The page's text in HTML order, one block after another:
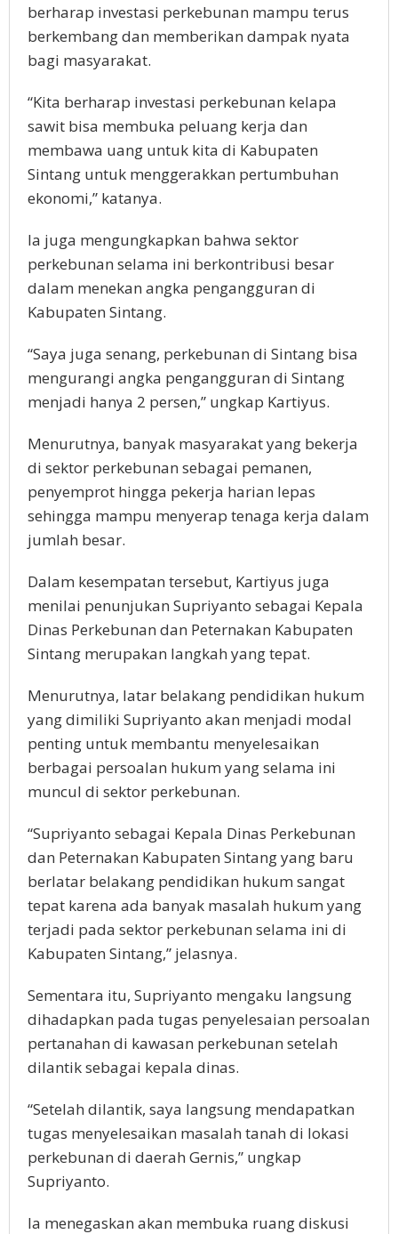
berharap investasi perkebunan mampu terus
berkembang dan memberikan dampak nyata
bagi masyarakat.
“Kita berharap investasi perkebunan kelapa
sawit bisa membuka peluang kerja dan
membawa uang untuk kita di Kabupaten
Sintang untuk menggerakkan pertumbuhan
ekonomi,” katanya.
Ia juga mengungkapkan bahwa sektor
perkebunan selama ini berkontribusi besar
dalam menekan angka pengangguran di
Kabupaten Sintang.
“Saya juga senang, perkebunan di Sintang bisa
mengurangi angka pengangguran di Sintang
menjadi hanya 2 persen,” ungkap Kartiyus.
Menurutnya, banyak masyarakat yang bekerja
di sektor perkebunan sebagai pemanen,
penyemprot hingga pekerja harian lepas
sehingga mampu menyerap tenaga kerja dalam
jumlah besar.
Dalam kesempatan tersebut, Kartiyus juga
menilai penunjukan Supriyanto sebagai Kepala
Dinas Perkebunan dan Peternakan Kabupaten
Sintang merupakan langkah yang tepat.
Menurutnya, latar belakang pendidikan hukum
yang dimiliki Supriyanto akan menjadi modal
penting untuk membantu menyelesaikan
berbagai persoalan hukum yang selama ini
muncul di sektor perkebunan.
“Supriyanto sebagai Kepala Dinas Perkebunan
dan Peternakan Kabupaten Sintang yang baru
berlatar belakang pendidikan hukum sangat
tepat karena ada banyak masalah hukum yang
terjadi pada sektor perkebunan selama ini di
Kabupaten Sintang,” jelasnya.
Sementara itu, Supriyanto mengaku langsung
dihadapkan pada tugas penyelesaian persoalan
pertanahan di kawasan perkebunan setelah
dilantik sebagai kepala dinas.
“Setelah dilantik, saya langsung mendapatkan
tugas menyelesaikan masalah tanah di lokasi
perkebunan di daerah Gernis,” ungkap
Supriyanto.
Ia menegaskan akan membuka ruang diskusi